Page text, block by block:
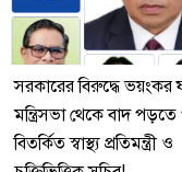
সরকারের বিরুদ্ধে ভয়ংকর
মন্ত্রিসভা থেকে বাদ পড়তে
বিতর্কিত স্বাস্থ্য প্রতিমন্ত্রী ও